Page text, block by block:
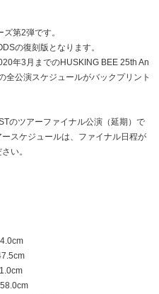
第2弾です。
の復刻版となります。
年3月までのHUSKING BEE 25th An
全公演スケジュールがバックプリント
のツアーファイナル公演（延期）で
スケジュールは、ファイナル日程が
い。